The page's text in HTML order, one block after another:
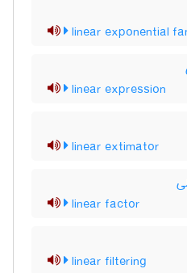
linear exponential
linear expression
linear extimator
linear factor
linear filtering